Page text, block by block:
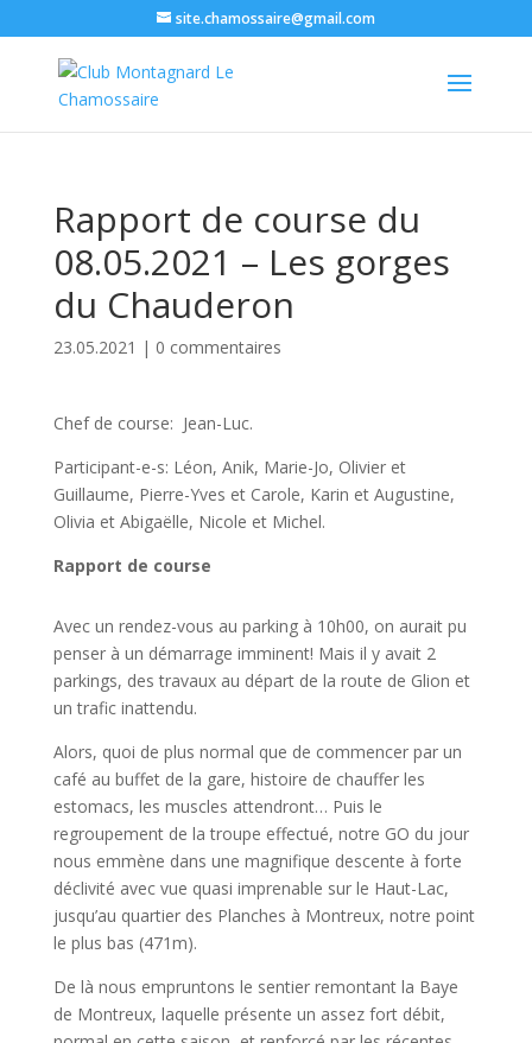
site.chamossaire@gmail.com
Rapport de course du
08.05.2021 – Les gorges
du Chauderon
23.05.2021 | 0 commentaires
Chef de course: Jean-Luc.
Participant-e-s: Léon, Anik, Marie-Jo, Olivier et
Guillaume, Pierre-Yves et Carole, Karin et Augustine,
Olivia et Abigaëlle, Nicole et Michel.
Rapport de course
Avec un rendez-vous au parking à 10h00, on aurait pu
penser à un démarrage imminent! Mais il y avait 2
parkings, des travaux au départ de la route de Glion et
un trafic inattendu.
Alors, quoi de plus normal que de commencer par un
café au buffet de la gare, histoire de chauffer les
estomacs, les muscles attendront… Puis le
regroupement de la troupe effectué, notre GO du jour
nous emmène dans une magnifique descente à forte
déclivité avec vue quasi imprenable sur le Haut-Lac,
jusqu’au quartier des Planches à Montreux, notre point
le plus bas (471m).
De là nous empruntons le sentier remontant la Baye
de Montreux, laquelle présente un assez fort débit,